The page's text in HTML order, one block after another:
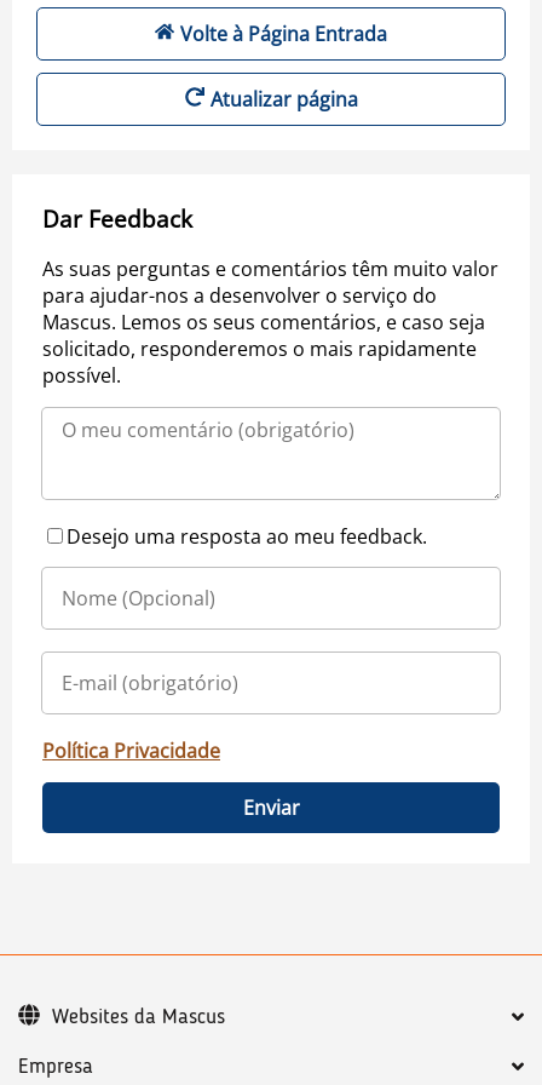
Volte à Página Entrada
Atualizar página
Dar Feedback
As suas perguntas e comentários têm muito valor
para ajudar-nos a desenvolver o serviço do
Mascus. Lemos os seus comentários, e caso seja
solicitado, responderemos o mais rapidamente
possível.
Desejo uma resposta ao meu feedback.
Política Privacidade
Enviar
Empresa
Websites da Mascus